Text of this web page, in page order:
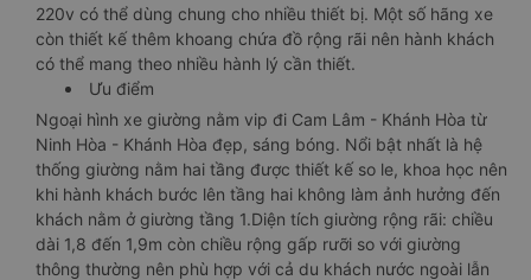
220v có thể dùng chung cho nhiều thiết bị. Một số hãng xe
còn thiết kế thêm khoang chứa đồ rộng rãi nên hành khách
có thể mang theo nhiều hành lý cần thiết.
Ưu điểm
Ngoại hình xe giường nằm vip đi Cam Lâm - Khánh Hòa từ
Ninh Hòa - Khánh Hòa đẹp, sáng bóng. Nổi bật nhất là hệ
thống giường nằm hai tầng được thiết kế so le, khoa học nên
khi hành khách bước lên tầng hai không làm ảnh hưởng đến
khách nằm ở giường tầng 1.Diện tích giường rộng rãi: chiều
dài 1,8 đến 1,9m còn chiều rộng gấp rưỡi so với giường
thông thường nên phù hợp với cả du khách nước ngoài lẫn